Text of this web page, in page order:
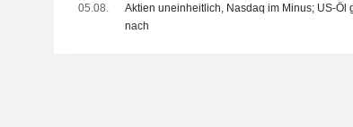
05.08.
Aktien uneinheitlich, Nasdaq im Minus; US-Öl
nach